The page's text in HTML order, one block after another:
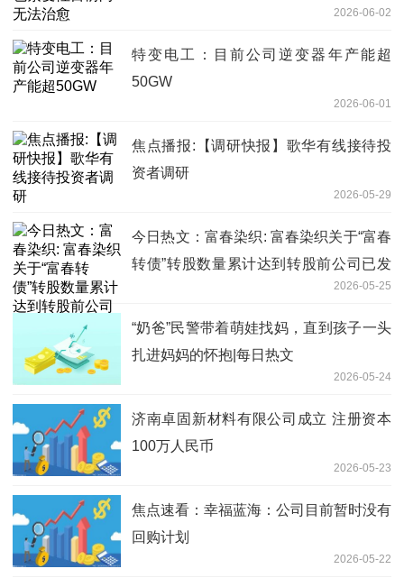
2026-06-02
特变电工：目前公司逆变器年产能超
50GW
2026-06-01
焦点播报:【调研快报】歌华有线接待投
资者调研
2026-05-29
今日热文：富春染织: 富春染织关于“富春
转债”转股数量累计达到转股前公司已发
行股份总额10%暨股份变动公告的更正公
告
2026-05-25
“奶爸”民警带着萌娃找妈，直到孩子一头
扎进妈妈的怀抱|每日热文
2026-05-24
济南卓固新材料有限公司成立 注册资本
100万人民币
2026-05-23
焦点速看：幸福蓝海：公司目前暂时没有
回购计划
2026-05-22